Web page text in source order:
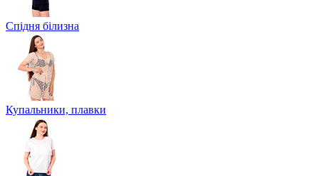
Спідня білизна
Купальники, плавки